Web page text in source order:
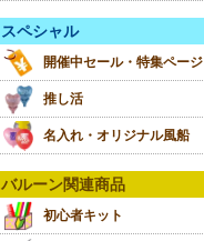
スペシャル
開催中セール・特集ページ
推し活
名入れ・オリジナル風船
バルーン関連商品
初心者キット